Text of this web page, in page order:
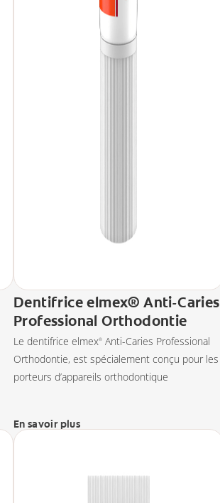
Dentifrice elmex® Anti-Caries
Professional Orthodontie
Le dentifrice elmex® Anti-Caries Professional
Orthodontie, est spécialement conçu pour les
porteurs d’appareils orthodontique
En savoir plus